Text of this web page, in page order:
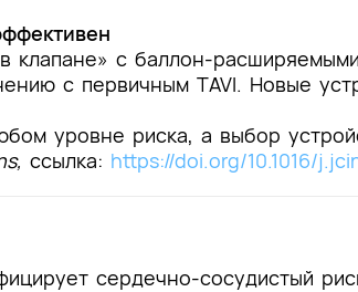
клапане» с баллон-
с первичным TAVI. Новые
уровне риска, а выбор
ссылка: https://doi.org/10.1016/
сердечно-сосудистый